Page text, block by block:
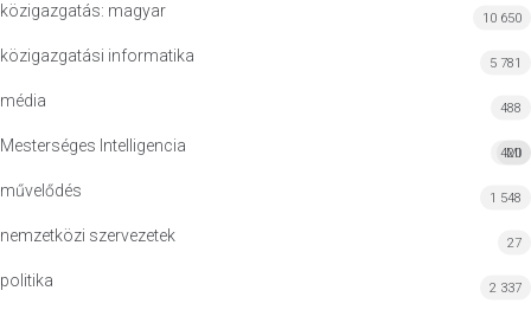
közigazgatás: magyar 10 650
közigazgatási informatika 5 781
média 488
Mesterséges Intelligencia MI
420
művelődés 1 548
nemzetközi szervezetek 27
politika 2 337